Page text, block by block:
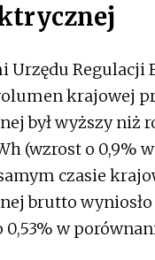
Urzędu Regulacji
krajowej
był wyższy niż
(wzrost o 0,9%
czasie
brutto wyniosło
0,53% w